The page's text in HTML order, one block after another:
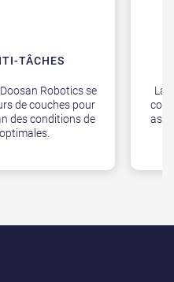
TÂCHES
Robotics se
de couches pour
des conditions de
La